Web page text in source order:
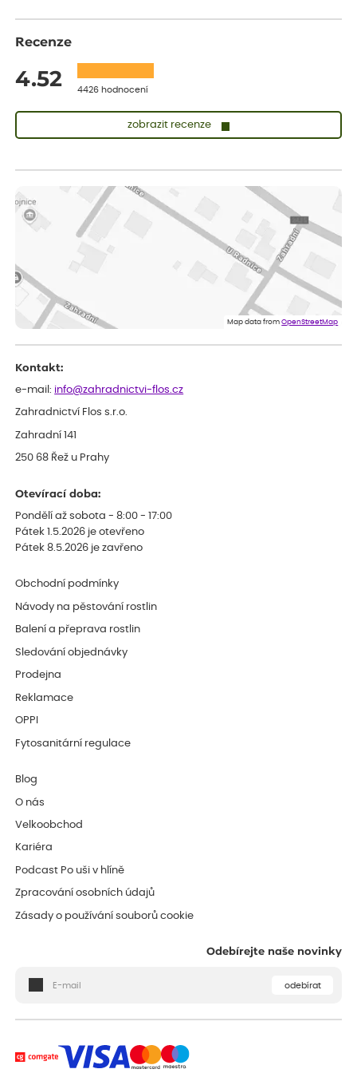
Recenze
4.52 4426 hodnocení
zobrazit recenze
Vše přišlo velice rychle krásně zabalené. Rostlinky po přesazení
velice dobře prospívají
Jarda
Dobrý den, byli jsme spokojeni
Eshop, objednání bylo v pořádku, žádný problém. Jen jsem byla
smutná z dodávky jedné kytky, která nebyla v nejlepší kondici a i
Map data fromOpenStreetMap
Kontakt:
e-mail: info@zahradnictvi-flos.cz
Zahradnictví Flos s.r.o.
Zahradní 141
250 68 Řež u Prahy
Otevírací doba:
Pondělí až sobota - 8:00 - 17:00
Pátek 1.5.2026 je otevřeno
Pátek 8.5.2026 je zavřeno
Obchodní podmínky
Návody na pěstování rostlin
Balení a přeprava rostlin
Sledování objednávky
Prodejna
Reklamace
OPPI
Fytosanitární regulace
Blog
O nás
Velkoobchod
Kariéra
Podcast Po uši v hlíně
Zpracování osobních údajů
Zásady o používání souborů cookie
Odebírejte naše novinky
odebírat